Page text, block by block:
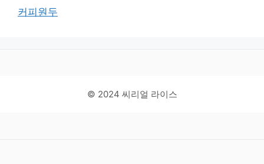
커피원두
© 2024 씨리얼 라이스